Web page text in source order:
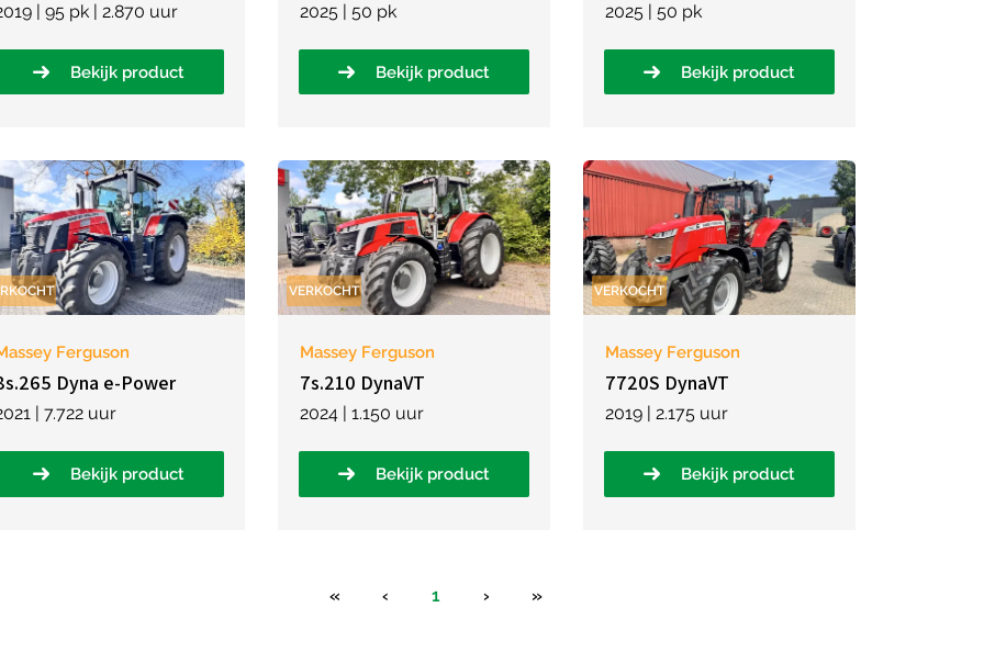
| 95 pk | 2.870 uur
Bekijk product
2025 | 50 pk
Bekijk product
2025 | 50 pk
Bekijk product
Ferguson
Dyna e-Power
| 7.722 uur
Bekijk product
VERKOCHT
Massey Ferguson
7s.210 DynaVT
2024 | 1.150 uur
Bekijk product
VERKOCHT
Massey Ferguson
7720S DynaVT
2019 | 2.175 uur
Bekijk product
« ‹ 1 › »